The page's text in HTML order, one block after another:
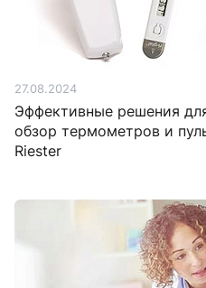
27.08.2024
Эффективные решения
обзор термометров и
Riester